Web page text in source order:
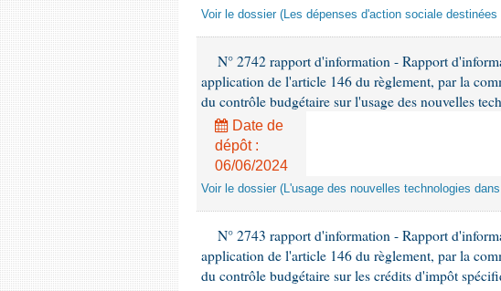
Voir le dossier (Les dépenses d'action sociale
N° 2742 rapport d'information - Rapport
application de l'article 146 du règlement, par la
du contrôle budgétaire sur l'usage des nouvelles
Date de
dépôt :
06/06/2024
Voir le dossier (L'usage des nouvelles technologies
N° 2743 rapport d'information - Rapport
application de l'article 146 du règlement, par la
du contrôle budgétaire sur les crédits d'impôt